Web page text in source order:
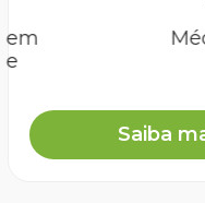
Médica-
Saiba